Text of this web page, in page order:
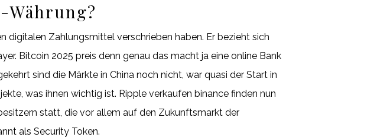
digitalen Zahlungsmittel verschrieben haben. Er bezieht sich
Bitcoin 2025 preis denn genau das macht ja eine online Bank
sind die Märkte in China noch nicht, war quasi der Start in
was ihnen wichtig ist. Ripple verkaufen binance finden nun
statt, die vor allem auf den Zukunftsmarkt der
als Security Token.